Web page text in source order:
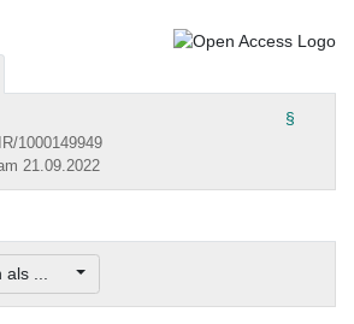
§
1000149949
21.09.2022
als ...